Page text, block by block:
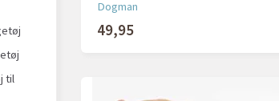
til
Dogman
49,95